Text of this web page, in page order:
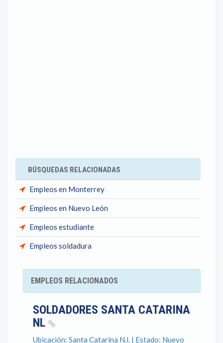
BÚSQUEDAS RELACIONADAS
Empleos en Monterrey
Empleos en Nuevo León
Empleos estudiante
Empleos soldadura
EMPLEOS RELACIONADOS
SOLDADORES SANTA CATARINA
NL
Ubicación: Santa Catarina N.l. | Estado: Nuevo